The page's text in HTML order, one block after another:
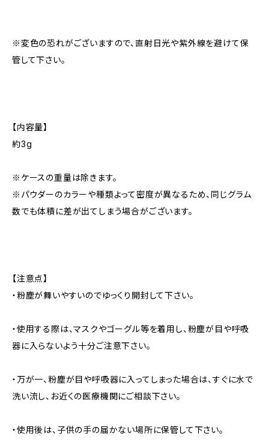
※変色の恐れがございますので、直射日光や紫外線を避けて保
管して下さい。
【内容量】
約3g
※ケースの重量は除きます。
※パウダーのカラーや種類よって密度が異なるため、同じグラム
数でも体積に差が出てしまう場合がございます。
【注意点】
・粉塵が舞いやすいのでゆっくり開封して下さい。
・使用する際は、マスクやゴーグル等を着用し、粉塵が目や呼吸
器に入らないよう十分ご注意下さい。
・万が一、粉塵が目や呼吸器に入ってしまった場合は、すぐに水で
洗い流し、お近くの医療機関にご相談下さい。
・使用後は、子供の手の届かない場所に保管して下さい。